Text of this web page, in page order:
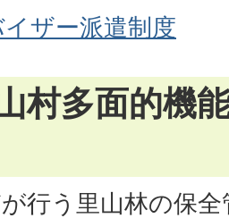
ザー派遣制度
村多面的機
行う里山林の保